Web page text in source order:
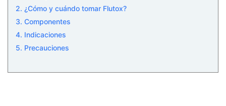
2. ¿Cómo y cuándo tomar Flutox?
3. Componentes
4. Indicaciones
5. Precauciones